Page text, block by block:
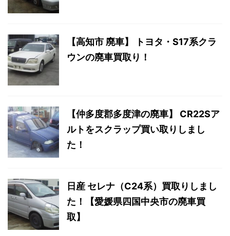
【高知市 廃車】 トヨタ・S17系クラ
ウンの廃車買取り！
【仲多度郡多度津の廃車】 CR22Sア
ルトをスクラップ買い取りしまし
た！
日産 セレナ（C24系）買取りしまし
た！【愛媛県四国中央市の廃車買
取】